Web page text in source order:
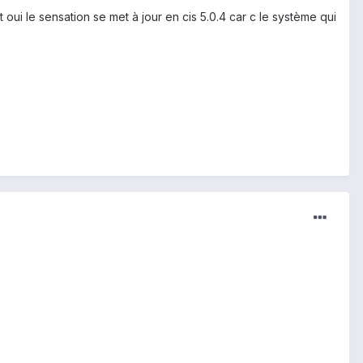
le sensation se met à jour en cis 5.0.4 car c le système qui